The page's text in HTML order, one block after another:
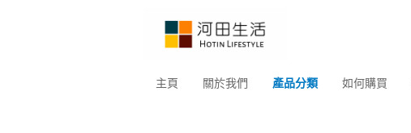
主頁 關於我們 產品分類 如何購買